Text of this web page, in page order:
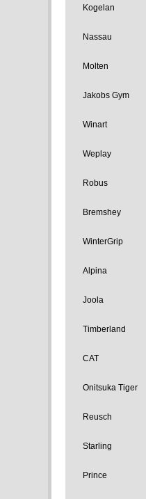
Kogelan
Nassau
Molten
Jakobs Gym
Winart
Weplay
Robus
Bremshey
WinterGrip
Alpina
Joola
Timberland
CAT
Onitsuka Tiger
Reusch
Starling
Prince